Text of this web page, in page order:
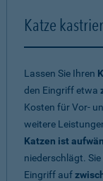
Katze
Lassen Sie Ihren
den Eingriff etwa
Kosten für Vor-
weitere
Katzen ist
niederschlägt.
Eingriff auf